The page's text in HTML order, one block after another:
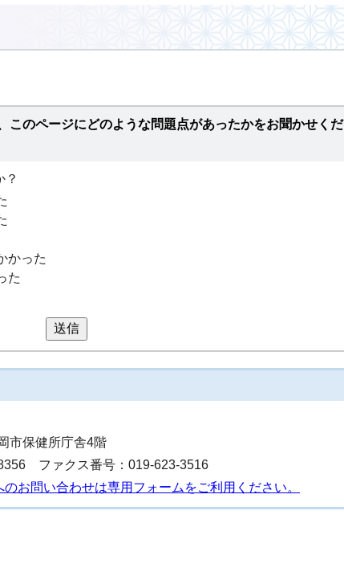
このページにどのような問題点があったかをお聞かせくだ
？
かった
た
送信
保健所庁舎4階
ファクス番号：019-623-3516
お問い合わせは専用フォームをご利用ください。